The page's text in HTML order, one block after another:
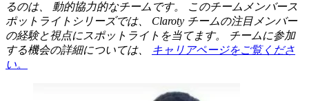
るのは、 動的協力的なチームです。 このチームメンバース
ポットライトシリーズでは、 Claroty チームの注目メンバー
の経験と視点にスポットライトを当てます。 チームに参加
する機会の詳細については、
キャリアページをご覧くださ
い。